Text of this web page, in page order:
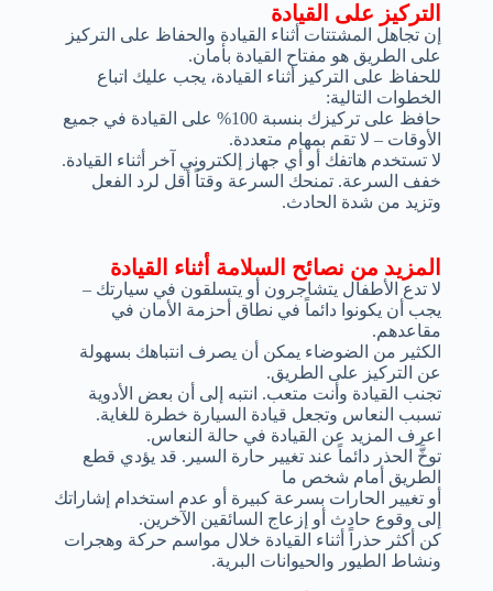
التركيز على القيادة
إن تجاهل المشتتات أثناء القيادة والحفاظ على التركيز
على الطريق هو مفتاح القيادة بأمان.
للحفاظ على التركيز أثناء القيادة، يجب عليك اتباع
الخطوات التالية:
حافظ على تركيزك بنسبة 100% على القيادة في جميع
الأوقات – لا تقم بمهام متعددة.
لا تستخدم هاتفك أو أي جهاز إلكتروني آخر أثناء القيادة.
خفف السرعة. تمنحك السرعة وقتاً أقل لرد الفعل
وتزيد من شدة الحادث.
المزيد من نصائح السلامة أثناء القيادة
لا تدع الأطفال يتشاجرون أو يتسلقون في سيارتك –
يجب أن يكونوا دائماً في نطاق أحزمة الأمان في
مقاعدهم.
الكثير من الضوضاء يمكن أن يصرف انتباهك بسهولة
عن التركيز على الطريق.
تجنب القيادة وأنت متعب. انتبه إلى أن بعض الأدوية
تسبب النعاس وتجعل قيادة السيارة خطرة للغاية.
اعرف المزيد عن القيادة في حالة النعاس.
توخَّ الحذر دائماً عند تغيير حارة السير. قد يؤدي قطع
الطريق أمام شخص ما
أو تغيير الحارات بسرعة كبيرة أو عدم استخدام إشاراتك
إلى وقوع حادث أو إزعاج السائقين الآخرين.
كن أكثر حذراً أثناء القيادة خلال مواسم حركة وهجرات
ونشاط الطيور والحيوانات البرية.